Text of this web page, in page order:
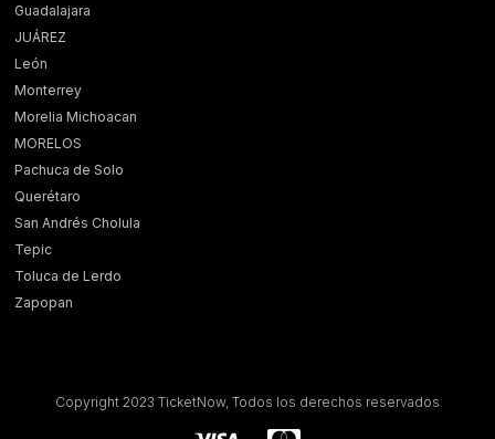
Guadalajara
JUÁREZ
León
Monterrey
Morelia Michoacan
MORELOS
Pachuca de Solo
Querétaro
San Andrés Cholula
Tepic
Toluca de Lerdo
Zapopan
Copyright 2023 TicketNow, Todos los derechos reservados